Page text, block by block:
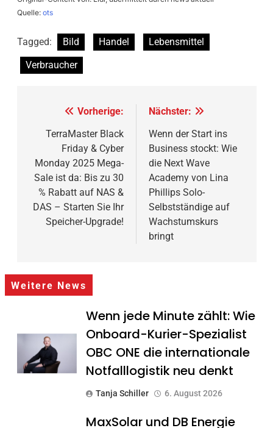
Quelle: ots
Tagged: Bild Handel
Lebensmittel
Verbraucher
Beitragsnavigation
Vorherige:
TerraMaster Black
Friday & Cyber
Monday 2025 Mega-
Sale ist da: Bis zu 30
% Rabatt auf NAS &
DAS – Starten Sie Ihr
Speicher-Upgrade!
Nächster:
Wenn der Start ins
Business stockt: Wie
die Next Wave
Academy von Lina
Phillips Solo-
Selbstständige auf
Wachstumskurs
bringt
Weitere News
Wenn jede Minute zählt: Wie
Onboard-Kurier-Spezialist
OBC ONE die internationale
Notfalllogistik neu denkt
Tanja Schiller 6. August 2026
MaxSolar und DB Energie